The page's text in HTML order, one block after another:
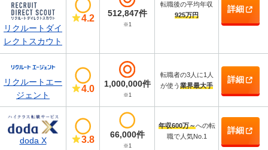
リクルートダイ
レクトスカウト
4.2 512,847件
※1
転職後の平均年収
925万円
詳細
リクルートエー
ジェント
4.0 1,000,000件
※1
転職者の3人に1人
が使う 業界最大手
詳細
doda X 3.8 66,000件
※1
年収600万～への転
職で人気No.1
詳細